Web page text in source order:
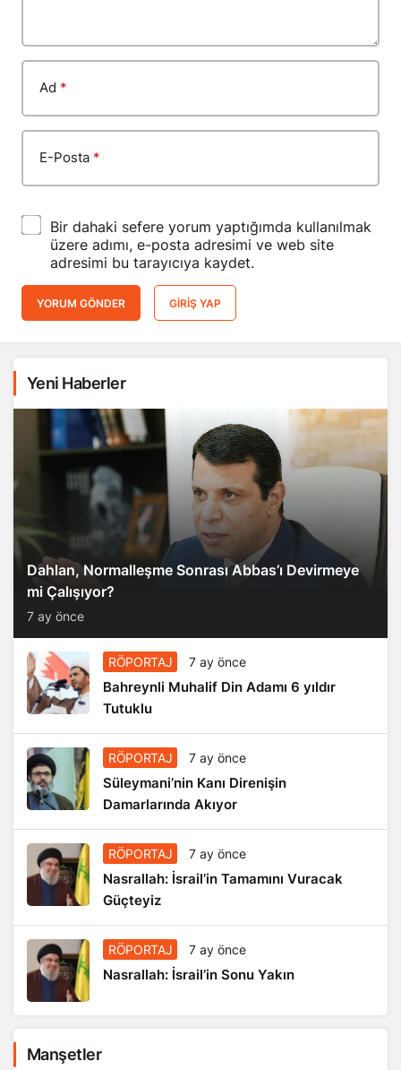
Ad *
E-Posta *
Bir dahaki sefere yorum yaptığımda kullanılmak
üzere adımı, e-posta adresimi ve web site
adresimi bu tarayıcıya kaydet.
YORUM GÖNDER GIRIŞ YAP
Yeni Haberler
Dahlan, Normalleşme Sonrası Abbas’ı Devirmeye
mi Çalışıyor?
7 ay önce
RÖPORTAJ 7 ay önce
Bahreynli Muhalif Din Adamı 6 yıldır
Tutuklu
RÖPORTAJ 7 ay önce
Süleymani’nin Kanı Direnişin
Damarlarında Akıyor
RÖPORTAJ 7 ay önce
Nasrallah: İsrail’in Tamamını Vuracak
Güçteyiz
RÖPORTAJ 7 ay önce
Nasrallah: İsrail’in Sonu Yakın
Manşetler